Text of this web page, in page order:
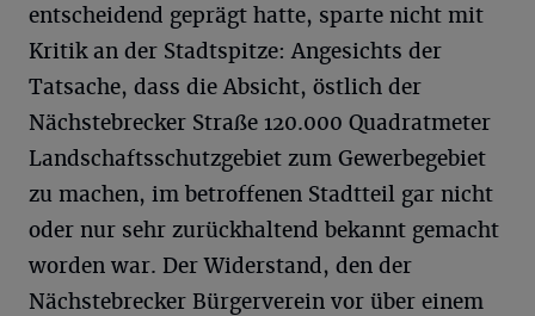
entscheidend geprägt hatte, sparte nicht mit
Kritik an der Stadtspitze: Angesichts der
Tatsache, dass die Absicht, östlich der
Nächstebrecker Straße 120.000 Quadratmeter
Landschaftsschutzgebiet zum Gewerbegebiet
zu machen, im betroffenen Stadtteil gar nicht
oder nur sehr zurückhaltend bekannt gemacht
worden war. Der Widerstand, den der
Nächstebrecker Bürgerverein vor über einem